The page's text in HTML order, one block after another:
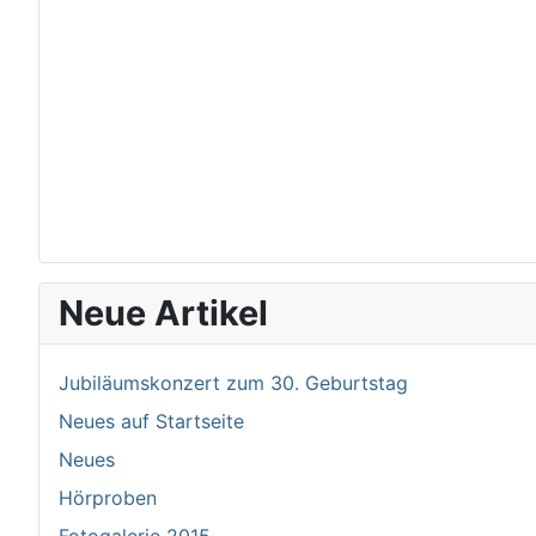
Neue Artikel
Jubiläumskonzert zum 30. Geburtstag
Neues auf Startseite
Neues
Hörproben